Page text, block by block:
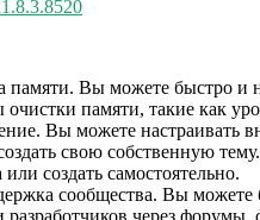
памяти. Вы можете быстро
памяти, такие как
Вы можете
свою собственную
создать самостоятельно.
сообщества. Вы